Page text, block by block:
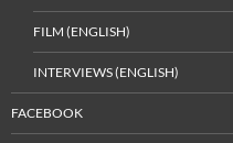
FILM (ENGLISH)
INTERVIEWS (ENGLISH)
FACEBOOK